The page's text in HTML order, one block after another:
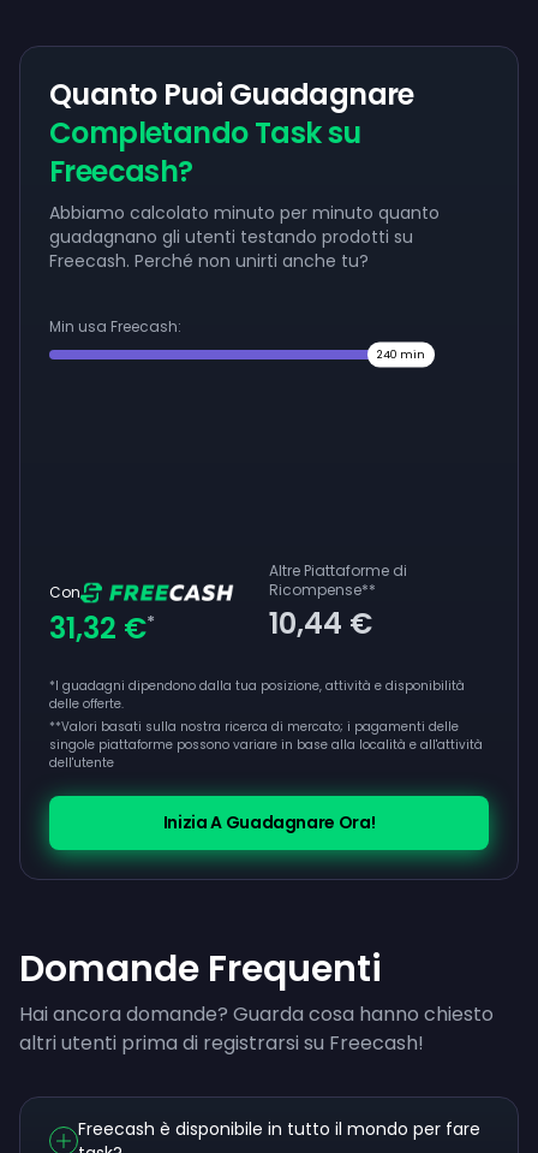
Quanto Puoi Guadagnare
Completando Task su
Freecash?
Abbiamo calcolato minuto per minuto quanto
guadagnano gli utenti testando prodotti su
Freecash. Perché non unirti anche tu?
Min usa Freecash:
240 min
Con
31,32 €*
Altre Piattaforme di
Ricompense**
10,44 €
*I guadagni dipendono dalla tua posizione, attività e disponibilità
delle offerte.
**Valori basati sulla nostra ricerca di mercato; i pagamenti delle
singole piattaforme possono variare in base alla località e all'attività
dell'utente
Inizia A Guadagnare Ora!
Domande Frequenti
Hai ancora domande? Guarda cosa hanno chiesto
altri utenti prima di registrarsi su Freecash!
Freecash è disponibile in tutto il mondo per fare